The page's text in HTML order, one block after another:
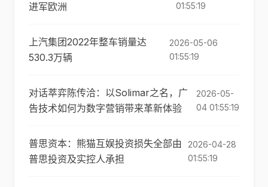
进军欧洲
01:55:19
上汽集团2022年整车销量达
530.3万辆
2026-05-06
01:55:19
对话萃弈陈传洽：以Solimar之名，广
告技术如何为数字营销带来革新体验
2026-05-
04 01:55:19
普思资本：熊猫互娱投资损失全部由
普思投资及实控人承担
2026-04-28
01:55:19